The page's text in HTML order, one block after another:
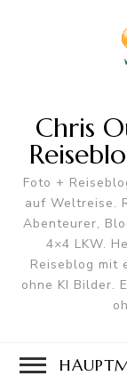
Chris
Foto +
auf Weltreise.
Abenteurer,
4×4 LKW.
Reiseblog mit
ohne KI Bilder.